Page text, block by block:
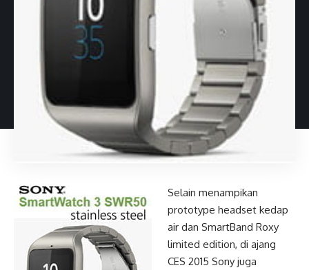
Selain menampikan
prototype headset kedap
air dan SmartBand Roxy
limited edition, di ajang
CES 2015 Sony juga